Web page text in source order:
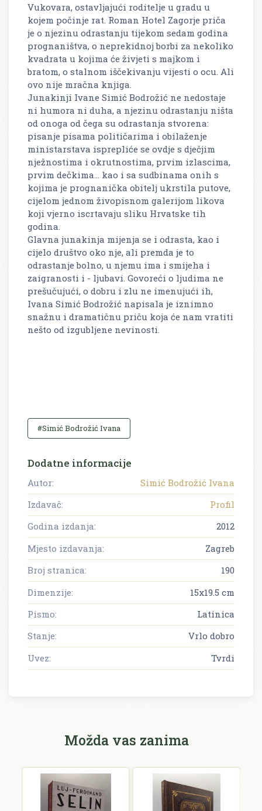
Vukovara, ostavljajući roditelje u gradu u
kojem počinje rat. Roman Hotel Zagorje priča
je o njezinu odrastanju tijekom sedam godina
prognaništva, o neprekidnoj borbi za nekoliko
kvadrata u kojima će živjeti s majkom i
bratom, o stalnom iščekivanju vijesti o ocu. Ali
ovo nije mračna knjiga.
Junakinji Ivane Simić Bodrožić ne nedostaje
ni humora ni duha, a njezinu odrastanju ništa
od onoga od čega su odrastanja stvorena:
pisanje pisama političarima i obilaženje
ministarstava isprepliće se ovdje s dječjim
nježnostima i okrutnostima, prvim izlascima,
prvim dečkima... kao i sa sudbinama onih s
kojima je prognanička obitelj ukrstila putove,
cijelom jednom živopisnom galerijom likova
koji vjerno iscrtavaju sliku Hrvatske tih
godina.
Glavna junakinja mijenja se i odrasta, kao i
cijelo društvo oko nje, ali premda je to
odrastanje bolno, u njemu ima i smijeha i
zaigranosti i - ljubavi. Govoreći o ljudima ne
prešučujući, o dobru i zlu ne imenujući ih,
Ivana Simić Bodrožić napisala je iznimno
snažnu i dramatičnu priču koja će nam vratiti
nešto od izgubljene nevinosti.
#Simić Bodrožić Ivana
Dodatne informacije
Autor:
Simić Bodrožić Ivana
Izdavač:
Profil
Godina izdanja:
2012
Mjesto izdavanja:
Zagreb
Broj stranica:
190
Dimenzije:
15x19.5 cm
Pismo:
Latinica
Stanje:
Vrlo dobro
Uvez:
Tvrdi
Možda vas zanima